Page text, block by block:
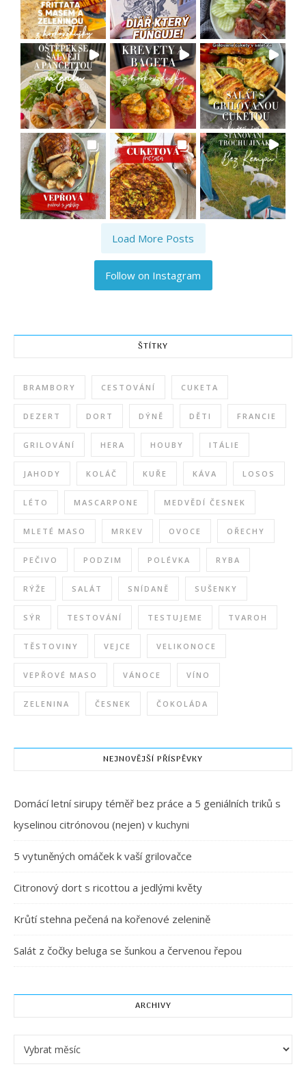
Load More Posts
Follow on Instagram
ŠTÍTKY
BRAMBORY CESTOVÁNÍ CUKETA
DEZERT DORT DÝNĚ DĚTI FRANCIE
GRILOVÁNÍ HERA HOUBY ITÁLIE
JAHODY KOLÁČ KUŘE KÁVA LOSOS
LÉTO MASCARPONE MEDVĚDÍ ČESNEK
MLETÉ MASO MRKEV OVOCE OŘECHY
PEČIVO PODZIM POLÉVKA RYBA
RÝŽE SALÁT SNÍDANĚ SUŠENKY
SÝR TESTOVÁNÍ TESTUJEME TVAROH
TĚSTOVINY VEJCE VELIKONOCE
VEPŘOVÉ MASO VÁNOCE VÍNO
ZELENINA ČESNEK ČOKOLÁDA
NEJNOVĚJŠÍ PŘÍSPĚVKY
Domácí letní sirupy téměř bez práce a 5 geniálních triků s
kyselinou citrónovou (nejen) v kuchyni
5 vytuněných omáček k vaší grilovačce
Citronový dort s ricottou a jedlými květy
Krůtí stehna pečená na kořenové zelenině
Salát z čočky beluga se šunkou a červenou řepou
ARCHIVY